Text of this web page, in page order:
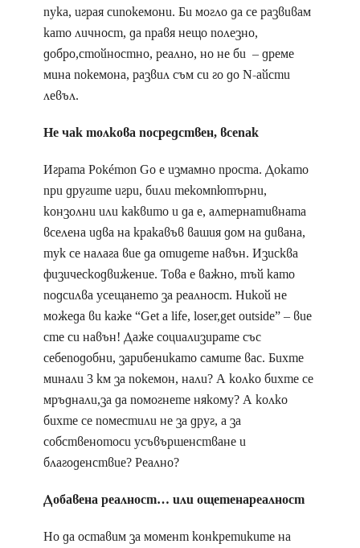
пука, играя сипокемони. Би могло да се развивам
като личност, да правя нещо полезно,
добро,стойностно, реално, но не би – дреме
мина покемона, развил съм си го до N-айсти
левъл.
Не чак толкова посредствен, всепак
Играта Pokémon Go е измамно проста. Докато
при другите игри, били текомпютърни,
конзолни или каквито и да е, алтернативната
вселена идва на кракавъв вашия дом на дивана,
тук се налага вие да отидете навън. Изисква
физическодвижение. Това е важно, тъй като
подсилва усещането за реалност. Никой не
можеда ви каже “Get a life, loser,get outside” – вие
сте си навън! Даже социализирате със
себеподобни, зарибеникато самите вас. Бихте
минали 3 км за покемон, нали? А колко бихте се
мръднали,за да помогнете някому? А колко
бихте се поместили не за друг, а за
собственотоси усъвършенстване и
благоденствие? Реално?
Добавена реалност… или ощетенареалност
Но да оставим за момент конкретиките на